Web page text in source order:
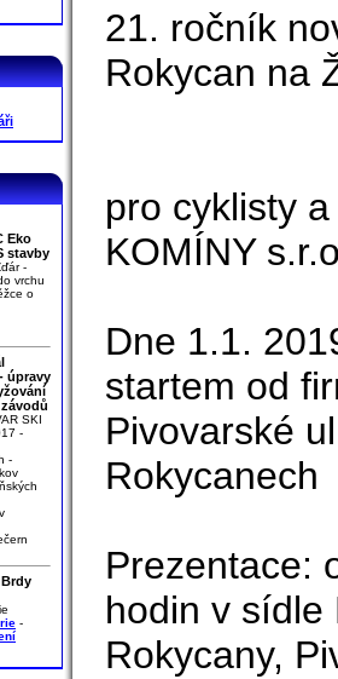
Eko
stavby
-
vrchu
o
úpravy
SKI
-
-
-
21. ročník
Rokycan na
pro cyklisty
KOMÍNY
Dne 1.1.
startem od
Pivovarské
Rokycanech
Prezentace:
hodin v sídle
Rokycany,